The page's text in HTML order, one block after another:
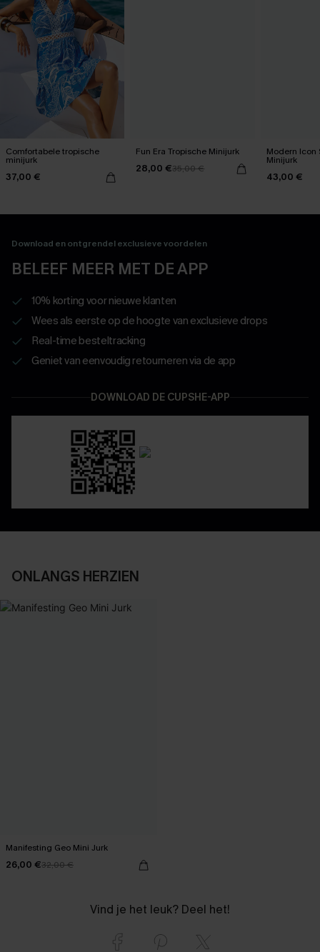
Comfortabele tropische
minijurk
37,00 €
Fun Era Tropische Minijurk
28,00 €35,00 €
Modern Icon
Minijurk
43,00 €
Download en ontgrendel exclusieve voordelen
BELEEF MEER MET DE APP
10% korting voor nieuwe klanten
Wees als eerste op de hoogte van exclusieve drops
Real-time besteltracking
Geniet van eenvoudig retourneren via de app
DOWNLOAD DE CUPSHE-APP
ONLANGS HERZIEN
Manifesting Geo Mini Jurk
26,00 €32,00 €
Vind je het leuk? Deel het!